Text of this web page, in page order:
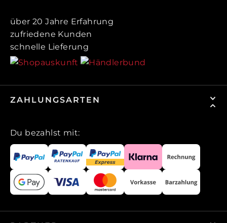
über 20 Jahre Erfahrung
zufriedene Kunden
schnelle Lieferung
ZAHLUNGSARTEN
Du bezahlst mit: